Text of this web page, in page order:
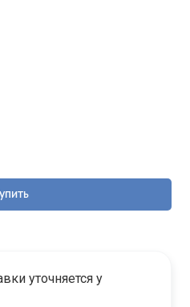
уточняется у